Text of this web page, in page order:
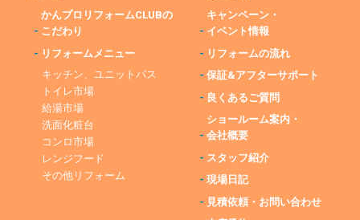
-
かんプロリフォームCLUBの
こだわり
- リフォームメニュー
キッチン、ユニットバス
トイレ市場
給湯市場
洗面化粧台
コンロ市場
レンジフード
その他リフォーム
-
キャンペーン・
イベント情報
- リフォームの流れ
-保証&アフターサポート
- 良くあるご質問
-
ショールーム案内・
会社概要
- スタッフ紹介
-現場日記
- 見積依頼・お問い合わせ